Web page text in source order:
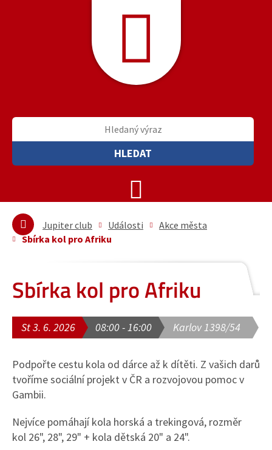
HLEDAT
Jupiter club Události
Akce města
Sbírka kol pro Afriku
Sbírka kol pro Afriku
St 3. 6. 2026 08:00 - 16:00 Karlov 1398/54
Podpořte cestu kola od dárce až k dítěti. Z vašich darů
tvoříme sociální projekt v ČR a rozvojovou pomoc v
Gambii.
Nejvíce pomáhají kola horská a trekingová, rozměr
kol 26", 28", 29" + kola dětská 20" a 24".